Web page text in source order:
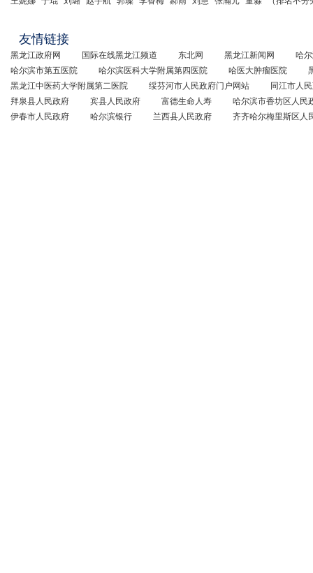
友情链接
黑龙江政府网 国际在线黑龙江频道 东北网 黑龙江新闻网
哈
哈尔滨市第五医院
哈尔滨医科大学附属第四医院 哈医大肿瘤医院
黑龙江中医药大学附属第二医院
绥芬河市人民政府门户网站
同江市人
拜泉县人民政府
宾县人民政府 富德生命人寿
哈尔滨市香坊区人民
伊春市人民政府
哈尔滨银行 兰西县人民政府 齐齐哈尔梅里斯区人